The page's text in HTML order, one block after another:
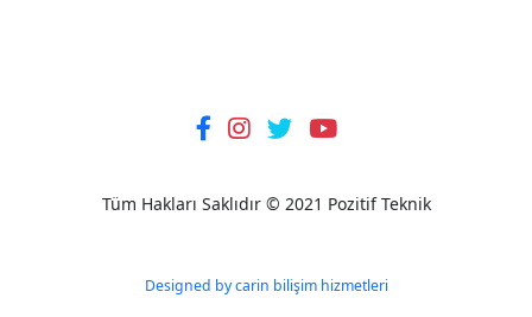
Tüm Hakları Saklıdır © 2021 Pozitif Teknik
Designed by carin bilişim hizmetleri